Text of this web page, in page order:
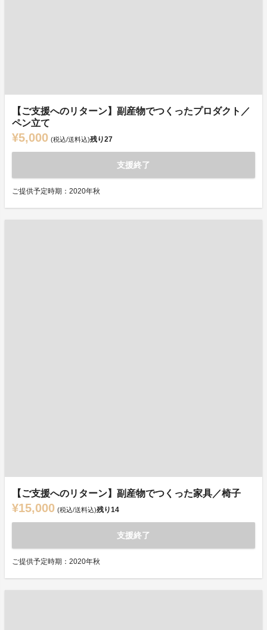
【ご支援へのリターン】副産物でつくったプロダクト／
ペン立て
¥5,000 (税込/送料込)残り27
支援終了
ご提供予定時期：2020年秋
【ご支援へのリターン】副産物でつくった家具／椅子
¥15,000 (税込/送料込)残り14
支援終了
ご提供予定時期：2020年秋